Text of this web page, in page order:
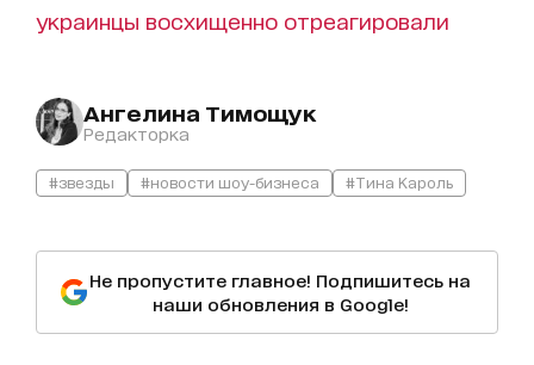
украинцы восхищенно отреагировали
Ангелина Тимощук
Редакторка
#звезды #новости шоу-бизнеса #Тина Кароль
Не пропустите главное! Подпишитесь на
наши обновления в Google!